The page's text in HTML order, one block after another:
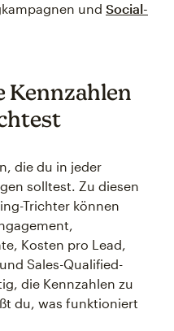
und Social-
Kennzahlen
die du in jeder
solltest. Zu diesen
Trichter können
Kosten pro Lead,
Sales-Qualified-
die Kennzahlen zu
du, was funktioniert